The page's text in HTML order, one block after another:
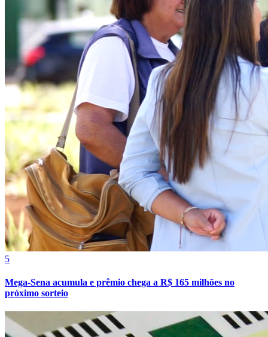
Bahia
5
Mega-Sena acumula e prêmio chega a R$ 165 milhões no
próximo sorteio